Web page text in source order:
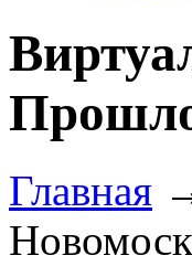
Главная